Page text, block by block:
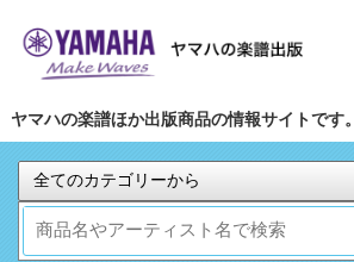
ヤマハの楽譜ほか出版商品の情報サイトです。